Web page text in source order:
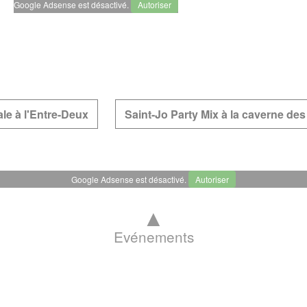
Google Adsense est désactivé. Autoriser
à l'Entre-Deux Saint-Jo Party Mix à la caverne
Google Adsense est désactivé. Autoriser
▲
Evénements